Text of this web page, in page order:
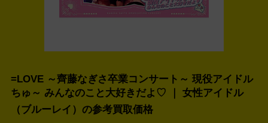
=LOVE ～齊藤なぎさ卒業コンサート～ 現役アイドル
ちゅ～ みんなのこと大好きだよ♡ ｜ 女性アイドル
（ブルーレイ）の参考買取価格